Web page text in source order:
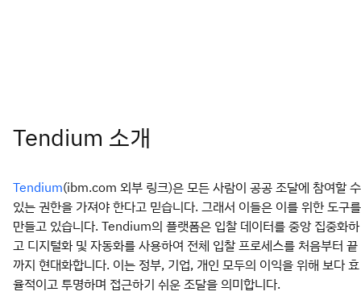
Tendium 소개
Tendium(ibm.com 외부 링크)은 모든 사람이 공공 조달에 참여할 수
있는 권한을 가져야 한다고 믿습니다. 그래서 이들은 이를 위한 도구를
만들고 있습니다. Tendium의 플랫폼은 입찰 데이터를 중앙 집중화하
고 디지털화 및 자동화를 사용하여 전체 입찰 프로세스를 처음부터 끝
까지 현대화합니다. 이는 정부, 기업, 개인 모두의 이익을 위해 보다 효
율적이고 투명하며 접근하기 쉬운 조달을 의미합니다.